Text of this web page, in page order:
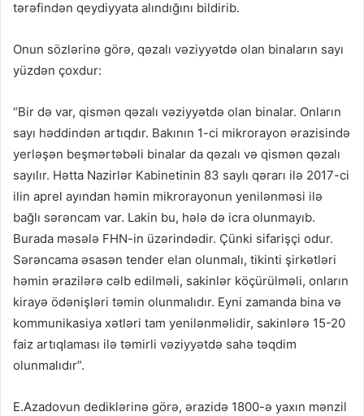
tərəfindən qeydiyyata alındığını bildirib.
Onun sözlərinə görə, qəzalı vəziyyətdə olan binaların sayı
yüzdən çoxdur:
“Bir də var, qismən qəzalı vəziyyətdə olan binalar. Onların
sayı həddindən artıqdır. Bakının 1-ci mikrorayon ərazisində
yerləşən beşmərtəbəli binalar da qəzalı və qismən qəzalı
sayılır. Hətta Nazirlər Kabinetinin 83 saylı qərarı ilə 2017-ci
ilin aprel ayından həmin mikrorayonun yenilənməsi ilə
bağlı sərəncam var. Lakin bu, hələ də icra olunmayıb.
Burada məsələ FHN-in üzərindədir. Çünki sifarişçi odur.
Sərəncama əsasən tender elan olunmalı, tikinti şirkətləri
həmin ərazilərə cəlb edilməli, sakinlər köçürülməli, onların
kirayə ödənişləri təmin olunmalıdır. Eyni zamanda bina və
kommunikasiya xətləri tam yenilənməlidir, sakinlərə 15-20
faiz artıqlaması ilə təmirli vəziyyətdə sahə təqdim
olunmalıdır”.
E.Azadovun dediklərinə görə, ərazidə 1800-ə yaxın mənzil